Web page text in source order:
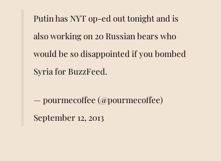
Putin has NYT op-ed out tonight and is
also working on 20 Russian bears who
would be so disappointed if you bombed
Syria for BuzzFeed.
— pourmecoffee (@pourmecoffee)
September 12, 2013